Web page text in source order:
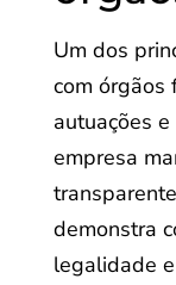
Um dos
com órgãos
autuações
empresa
demonstra
legalidade